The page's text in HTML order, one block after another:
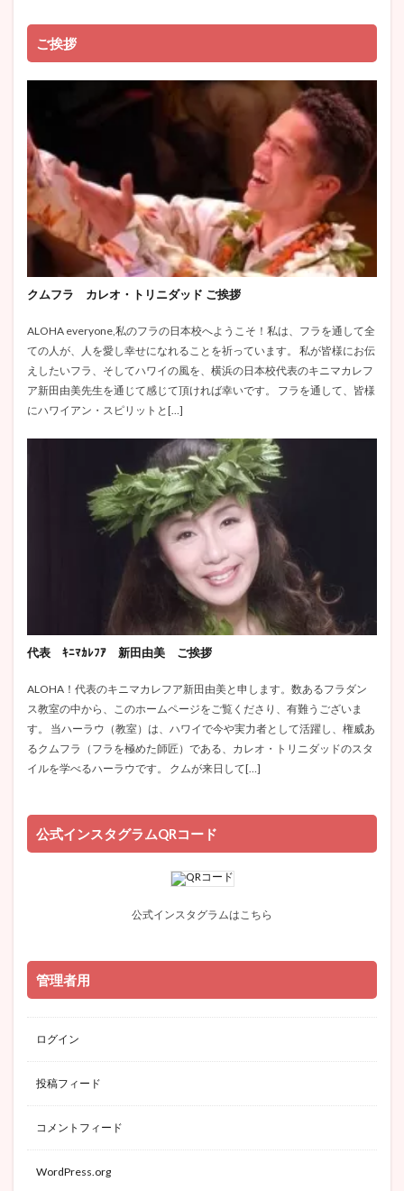
ご挨拶
クムフラ カレオ・トリニダッド ご挨拶
ALOHA everyone,私のフラの日本校へようこそ！私は、フラを通して全
ての人が、人を愛し幸せになれることを祈っています。 私が皆様にお伝
えしたいフラ、そしてハワイの風を、横浜の日本校代表のキニマカレフ
ア新田由美先生を通じて感じて頂ければ幸いです。 フラを通して、皆様
にハワイアン・スピリットと[…]
代表 ｷﾆﾏｶﾚﾌｱ 新田由美 ご挨拶
ALOHA！代表のキニマカレフア新田由美と申します。数あるフラダン
ス教室の中から、このホームページをご覧くださり、有難うございま
す。 当ハーラウ（教室）は、ハワイで今や実力者として活躍し、権威あ
るクムフラ（フラを極めた師匠）である、カレオ・トリニダッドのスタ
イルを学べるハーラウです。 クムが来日して[…]
公式インスタグラムQRコード
公式インスタグラムはこちら
管理者用
ログイン
投稿フィード
コメントフィード
WordPress.org